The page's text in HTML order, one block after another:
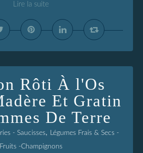
Lire la suite
Rôti À l'Os
Et Gratin
De Terre
- Saucisses, Légumes Frais & Secs -
Fruits -Champignons